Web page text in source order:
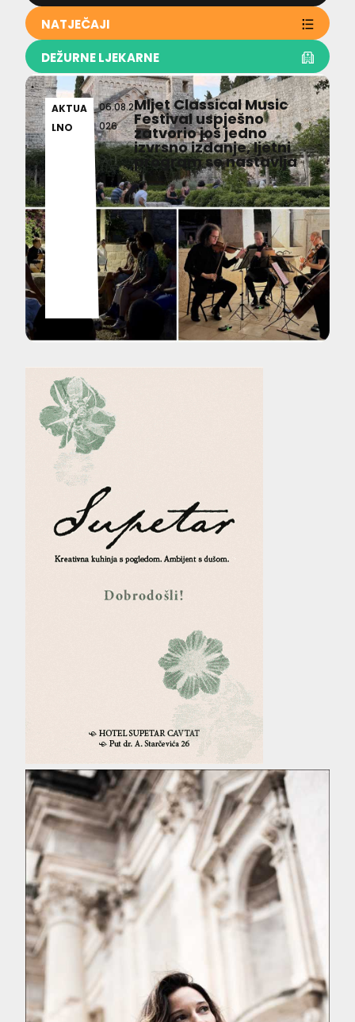
NATJEČAJI
DEŽURNE LJEKARNE
AKTUA
LNO
06.08.2
026
Mljet Classical Music
Festival uspješno
zatvorio još jedno
izvrsno izdanje, ljetni
program se nastavlja